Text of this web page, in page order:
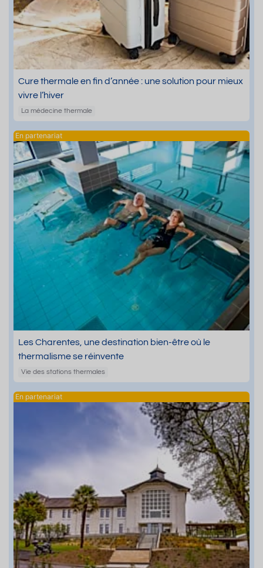
Cure thermale en fin d’année : une solution pour mieux
vivre l’hiver
La médecine thermale
Les Charentes, une destination bien-être où le
thermalisme se réinvente
Vie des stations thermales